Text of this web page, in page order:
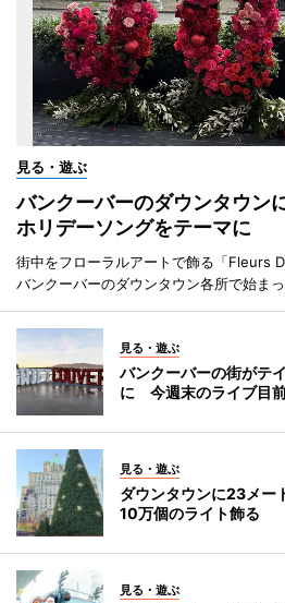
見る・遊ぶ
バンクーバーのダウンタウン
ホリデーソングをテーマに
街中をフローラルアートで飾る「Fleurs
バンクーバーのダウンタウン各所で始まっ
見る・遊ぶ
バンクーバーの街がテ
に 今週末のライブ目
見る・遊ぶ
ダウンタウンに23メー
10万個のライト飾る
見る・遊ぶ